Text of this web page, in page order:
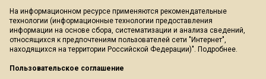
На информационном ресурсе применяются рекомендательные
технологии (информационные технологии предоставления
информации на основе сбора, систематизации и анализа сведений,
относящихся к предпочтениям пользователей сети "Интернет",
находящихся на территории Российской Федерации)". Подробнее.
Пользовательское соглашение